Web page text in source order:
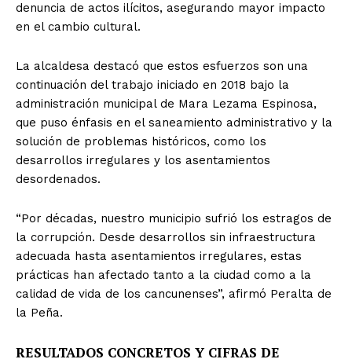
denuncia de actos ilícitos, asegurando mayor impacto
en el cambio cultural.
La alcaldesa destacó que estos esfuerzos son una
continuación del trabajo iniciado en 2018 bajo la
administración municipal de Mara Lezama Espinosa,
que puso énfasis en el saneamiento administrativo y la
solución de problemas históricos, como los
desarrollos irregulares y los asentamientos
desordenados.
“Por décadas, nuestro municipio sufrió los estragos de
la corrupción. Desde desarrollos sin infraestructura
adecuada hasta asentamientos irregulares, estas
prácticas han afectado tanto a la ciudad como a la
calidad de vida de los cancunenses”, afirmó Peralta de
la Peña.
RESULTADOS CONCRETOS Y CIFRAS DE